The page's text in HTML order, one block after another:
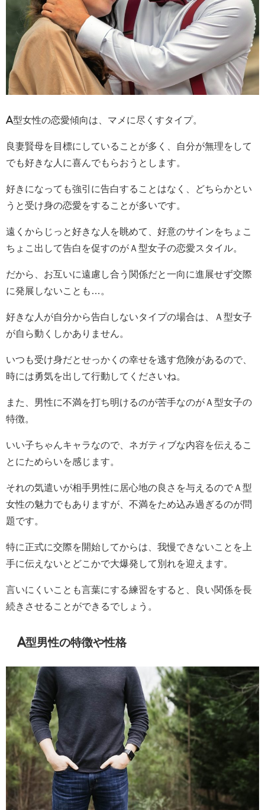
A型女性の恋愛傾向は、マメに尽くすタイプ。
良妻賢母を目標にしていることが多く、自分が無理をして
でも好きな人に喜んでもらおうとします。
好きになっても強引に告白することはなく、どちらかとい
うと受け身の恋愛をすることが多いです。
遠くからじっと好きな人を眺めて、好意のサインをちょこ
ちょこ出して告白を促すのがＡ型女子の恋愛スタイル。
だから、お互いに遠慮し合う関係だと一向に進展せず交際
に発展しないことも…。
好きな人が自分から告白しないタイプの場合は、Ａ型女子
が自ら動くしかありません。
いつも受け身だとせっかくの幸せを逃す危険があるので、
時には勇気を出して行動してくださいね。
また、男性に不満を打ち明けるのが苦手なのがＡ型女子の
特徴。
いい子ちゃんキャラなので、ネガティブな内容を伝えるこ
とにためらいを感じます。
それの気遣いが相手男性に居心地の良さを与えるのでＡ型
女性の魅力でもありますが、不満をため込み過ぎるのが問
題です。
特に正式に交際を開始してからは、我慢できないことを上
手に伝えないとどこかで大爆発して別れを迎えます。
言いにくいことも言葉にする練習をすると、良い関係を長
続きさせることができるでしょう。
A型男性の特徴や性格